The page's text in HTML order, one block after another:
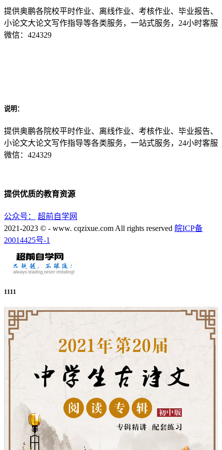
提供奥鹏各院校平时作业、离线作业、考核作业、毕业报告、
小论文大论文写作指导等各类服务，一站式服务，24小时客服
微信：424329
说明：
提供奥鹏各院校平时作业、离线作业、考核作业、毕业报告、
小论文大论文写作指导等各类服务，一站式服务，24小时客服
微信：424329
提供优质的教育资源
公众号：
超前自学网
2021-2023 © - www. cqzixue.com All rights reserved 皖ICP备
20014425号-1
1111